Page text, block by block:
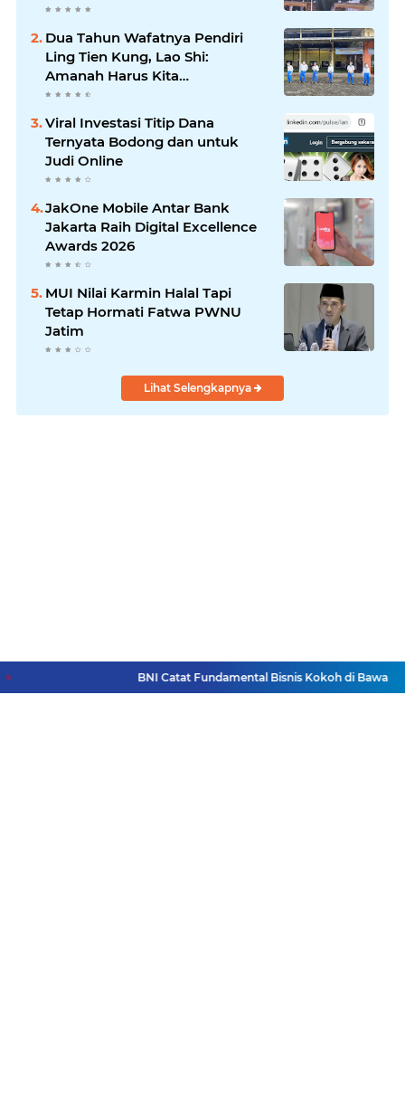
Dua Tahun Wafatnya Pendiri
Ling Tien Kung, Lao Shi:
Amanah Harus Kita
Laksanakan!
Viral Investasi Titip Dana
Ternyata Bodong dan untuk
Judi Online
JakOne Mobile Antar Bank
Jakarta Raih Digital Excellence
Awards 2026
MUI Nilai Karmin Halal Tapi
Tetap Hormati Fatwa PWNU
Jatim
Lihat Selengkapnya
BNI Catat Fundamental Bisnis Kokoh di Bawah